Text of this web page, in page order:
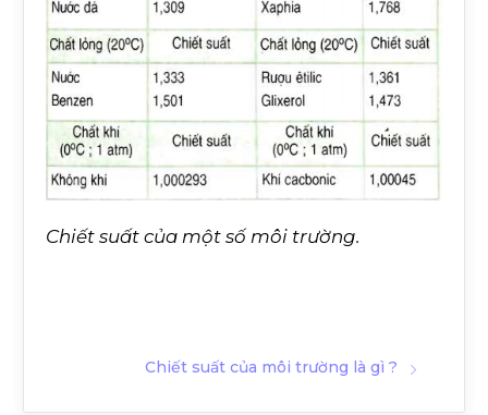
Chiết suất của một số môi trường.
Chiết suất của môi trường là gì ?